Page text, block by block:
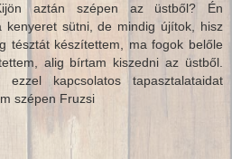
aztán szépen az üstből? Én
kenyeret sütni, de mindig újítok, hisz
tésztát készítettem, ma fogok belőle
alig bírtam kiszedni az üstből.
kapcsolatos tapasztalataidat
szépen Fruzsi